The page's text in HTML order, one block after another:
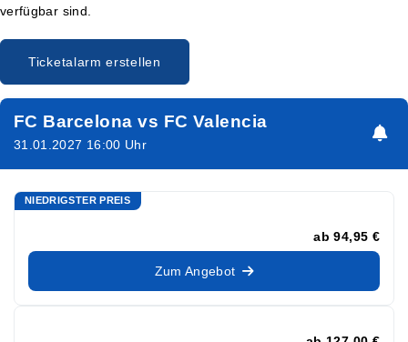
verfügbar sind.
Ticketalarm erstellen
FC Barcelona vs FC Valencia
31.01.2027 16:00 Uhr
NIEDRIGSTER PREIS
ab 94,95 €
Zum Angebot